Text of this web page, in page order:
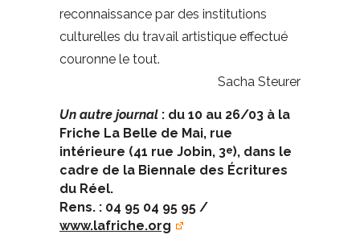
reconnaissance par des institutions
culturelles du travail artistique effectué
couronne le tout.
Sacha Steurer
Un autre journal : du 10 au 26/03 à la
Friche La Belle de Mai, rue
intérieure (41 rue Jobin, 3e), dans le
cadre de la Biennale des Écritures
du Réel.
Rens. : 04 95 04 95 95 /
www.lafriche.org